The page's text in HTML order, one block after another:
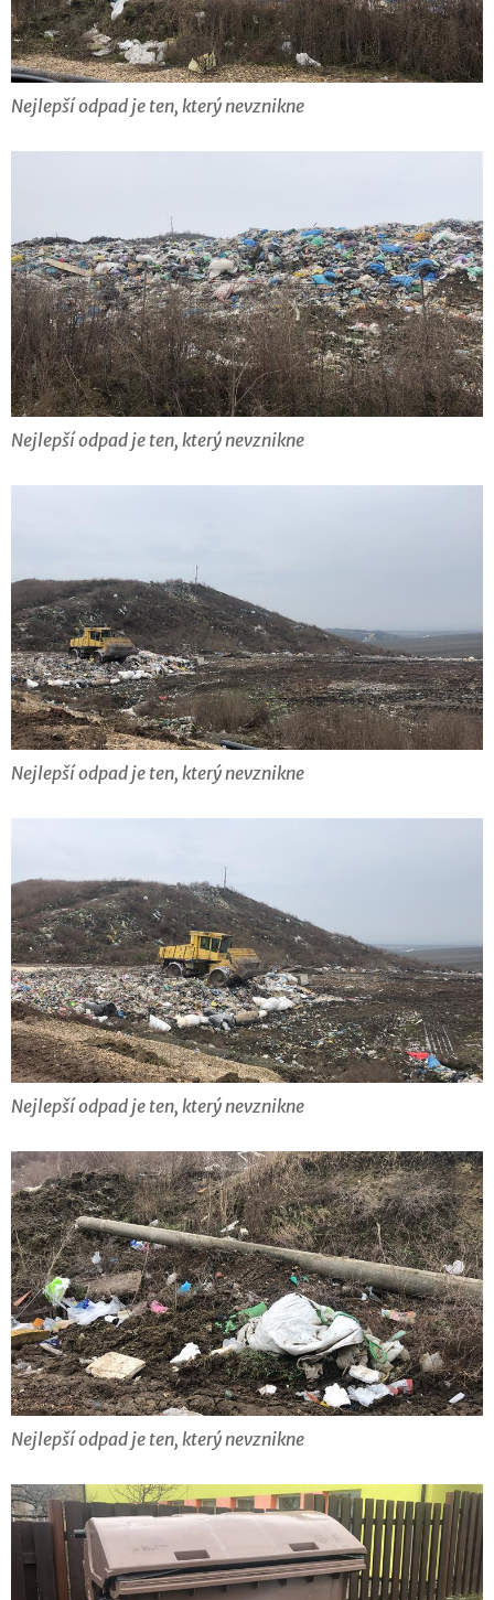
Nejlepší odpad je ten, který nevznikne
Nejlepší odpad je ten, který nevznikne
Nejlepší odpad je ten, který nevznikne
Nejlepší odpad je ten, který nevznikne
Nejlepší odpad je ten, který nevznikne